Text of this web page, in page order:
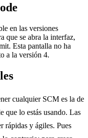
en las versiones
que se abra la interfaz,
Esta pantalla no ha
a la versión 4.
cualquier SCM es la de
que lo estás usando. Las
rápidas y ágiles. Pues